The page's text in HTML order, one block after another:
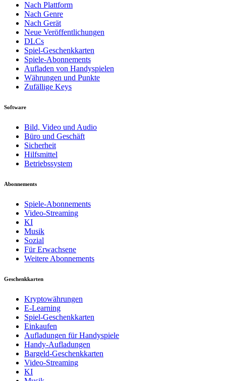
Nach Plattform
Nach Genre
Nach Gerät
Neue Veröffentlichungen
DLCs
Spiel-Geschenkkarten
Spiele-Abonnements
Aufladen von Handyspielen
Währungen und Punkte
Zufällige Keys
Software
Bild, Video und Audio
Büro und Geschäft
Sicherheit
Hilfsmittel
Betriebssystem
Abonnements
Spiele-Abonnements
Video-Streaming
KI
Musik
Sozial
Für Erwachsene
Weitere Abonnements
Geschenkkarten
Kryptowährungen
E-Learning
Spiel-Geschenkkarten
Einkaufen
Aufladungen für Handyspiele
Handy-Aufladungen
Bargeld-Geschenkkarten
Video-Streaming
KI